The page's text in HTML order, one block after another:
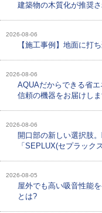
建築物の木質化が推奨
2026-08-06
【施工事例】地面に打
2026-08-06
AQUAだからできる省エ
信頼の機器をお届けしま
2026-08-06
開口部の新しい選択肢
「SEPLUX(セプラック
2026-08-05
屋外でも高い吸音性能
とは?